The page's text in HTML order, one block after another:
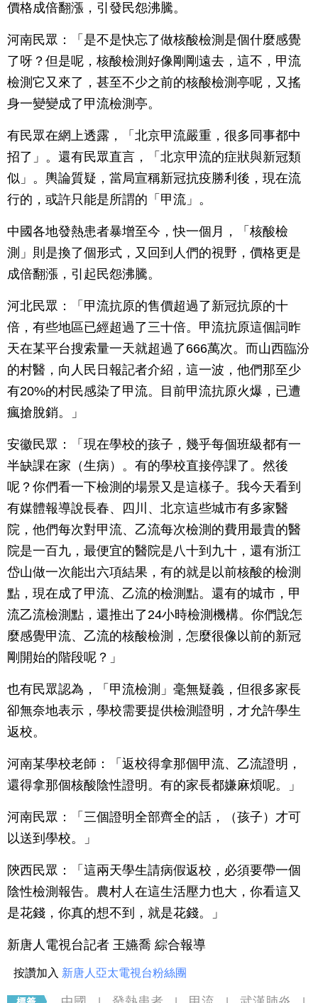
價格成倍翻漲，引發民怨沸騰。
河南民眾：「是不是快忘了做核酸檢測是個什麼感覺
了呀？但是呢，核酸檢測好像剛剛遠去，這不，甲流
檢測它又來了，甚至不少之前的核酸檢測亭呢，又搖
身一變變成了甲流檢測亭。
有民眾在網上透露，「北京甲流嚴重，很多同事都中
招了」。還有民眾直言，「北京甲流的症狀與新冠類
似」。輿論質疑，當局宣稱新冠抗疫勝利後，現在流
行的，或許只能是所謂的「甲流」。
中國各地發熱患者暴增至今，快一個月，「核酸檢
測」則是換了個形式，又回到人們的視野，價格更是
成倍翻漲，引起民怨沸騰。
河北民眾：「甲流抗原的售價超過了新冠抗原的十
倍，有些地區已經超過了三十倍。甲流抗原這個詞昨
天在某平台搜索量一天就超過了666萬次。而山西臨汾
的村醫，向人民日報記者介紹，這一波，他們那至少
有20%的村民感染了甲流。目前甲流抗原火爆，已遭
瘋搶脫銷。」
安徽民眾：「現在學校的孩子，幾乎每個班級都有一
半缺課在家（生病）。有的學校直接停課了。然後
呢？你們看一下檢測的場景又是這樣子。我今天看到
有媒體報導說長春、四川、北京這些城市有多家醫
院，他們每次對甲流、乙流每次檢測的費用最貴的醫
院是一百九，最便宜的醫院是八十到九十，還有浙江
岱山做一次能出六項結果，有的就是以前核酸的檢測
點，現在成了甲流、乙流的檢測點。還有的城市，甲
流乙流檢測點，還推出了24小時檢測機構。你們說怎
麼感覺甲流、乙流的核酸檢測，怎麼很像以前的新冠
剛開始的階段呢？」
也有民眾認為，「甲流檢測」毫無疑義，但很多家長
卻無奈地表示，學校需要提供檢測證明，才允許學生
返校。
河南某學校老師：「返校得拿那個甲流、乙流證明，
還得拿那個核酸陰性證明。有的家長都嫌麻煩呢。」
河南民眾：「三個證明全部齊全的話，（孩子）才可
以送到學校。」
陝西民眾：「這兩天學生請病假返校，必須要帶一個
陰性檢測報告。農村人在這生活壓力也大，你看這又
是花錢，你真的想不到，就是花錢。」
新唐人電視台記者 王嬿喬 綜合報導
按讚加入 新唐人亞太電視台粉絲團